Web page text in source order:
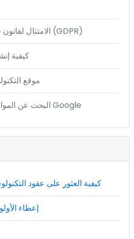
الامتثال لقانون حماية البيانات العامة (GDPR)
كيفية
موقع
البحث عن المواقع باستخدام إعلانات Google
كيفية العثور على عقود
إعطاء